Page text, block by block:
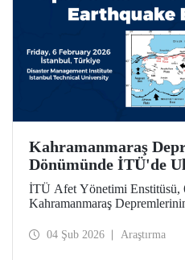
Kahramanmaraş
Dönümünde İTÜ'de
Toplantısı ve Çalıştay
İTÜ Afet Yönetimi Enstitüsü,
Kahramanmaraş
uluslararası ölçekte önemli bir
04 Şub 2026 Araştırma